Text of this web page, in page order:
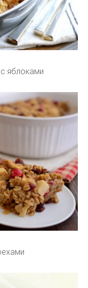
яблоками